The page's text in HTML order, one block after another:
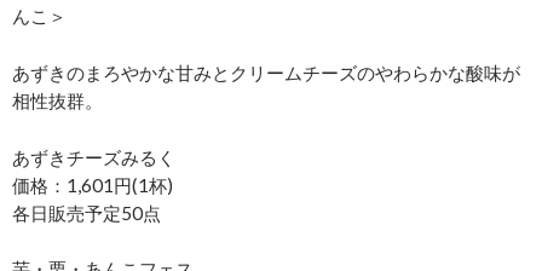
んこ＞
あずきのまろやかな甘みとクリームチーズのやわらかな酸味が
相性抜群。
あずきチーズみるく
価格：1,601円(1杯)
各日販売予定50点